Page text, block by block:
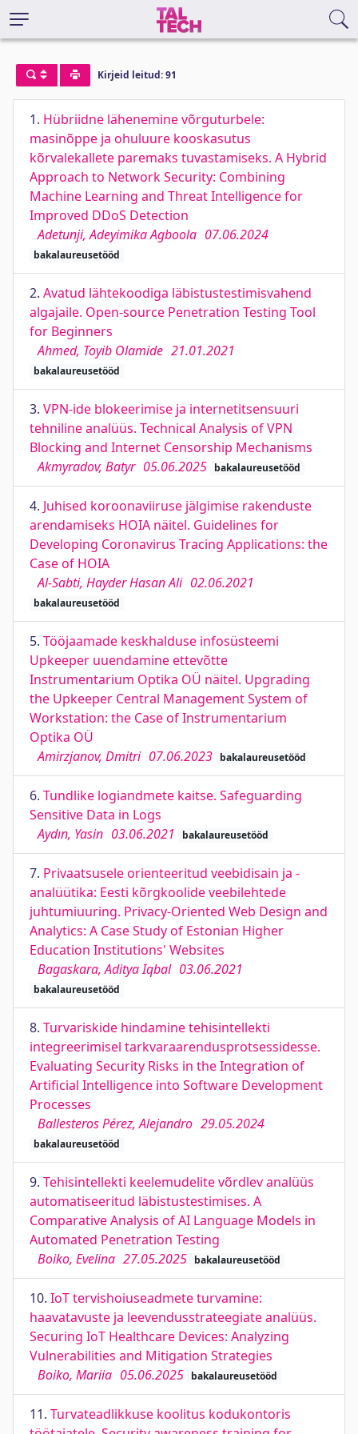
Kirjeid leitud: 91
1. Hübriidne lähenemine võrguturbele:
masinõppe ja ohuluure kooskasutus
kõrvalekallete paremaks tuvastamiseks. A Hybrid
Approach to Network Security: Combining
Machine Learning and Threat Intelligence for
Improved DDoS Detection
Adetunji, Adeyimika Agboola 07.06.2024
bakalaureusetööd
2. Avatud lähtekoodiga läbistustestimisvahend
algajaile. Open-source Penetration Testing Tool
for Beginners
Ahmed, Toyib Olamide 21.01.2021
bakalaureusetööd
3. VPN-ide blokeerimise ja internetitsensuuri
tehniline analüüs. Technical Analysis of VPN
Blocking and Internet Censorship Mechanisms
Akmyradov, Batyr 05.06.2025 bakalaureusetööd
4. Juhised koroonaviiruse jälgimise rakenduste
arendamiseks HOIA näitel. Guidelines for
Developing Coronavirus Tracing Applications: the
Case of HOIA
Al-Sabti, Hayder Hasan Ali 02.06.2021
bakalaureusetööd
5. Tööjaamade keskhalduse infosüsteemi
Upkeeper uuendamine ettevõtte
Instrumentarium Optika OÜ näitel. Upgrading
the Upkeeper Central Management System of
Workstation: the Case of Instrumentarium
Optika OÜ
Amirzjanov, Dmitri 07.06.2023 bakalaureusetööd
6. Tundlike logiandmete kaitse. Safeguarding
Sensitive Data in Logs
Aydın, Yasin 03.06.2021 bakalaureusetööd
7. Privaatsusele orienteeritud veebidisain ja -
analüütika: Eesti kõrgkoolide veebilehtede
juhtumiuuring. Privacy-Oriented Web Design and
Analytics: A Case Study of Estonian Higher
Education Institutions' Websites
Bagaskara, Aditya Iqbal 03.06.2021
bakalaureusetööd
8. Turvariskide hindamine tehisintellekti
integreerimisel tarkvaraarendusprotsessidesse.
Evaluating Security Risks in the Integration of
Artificial Intelligence into Software Development
Processes
Ballesteros Pérez, Alejandro 29.05.2024
bakalaureusetööd
9. Tehisintellekti keelemudelite võrdlev analüüs
automatiseeritud läbistustestimises. A
Comparative Analysis of AI Language Models in
Automated Penetration Testing
Boiko, Evelina 27.05.2025 bakalaureusetööd
10. IoT tervishoiuseadmete turvamine:
haavatavuste ja leevendusstrateegiate analüüs.
Securing IoT Healthcare Devices: Analyzing
Vulnerabilities and Mitigation Strategies
Boiko, Mariia 05.06.2025 bakalaureusetööd
11. Turvateadlikkuse koolitus kodukontoris